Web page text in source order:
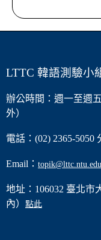
LTTC 韓語測驗小
辦公時間：週一至週
外）
電話：(02) 2365-5050
Email：
地址：106032 臺北市
內） 點此